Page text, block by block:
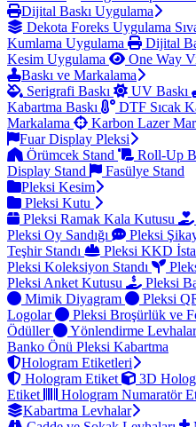
Dijital Baskı Uygulama
Dekota Foreks Uygulama
Kumlama Uygulama
Dijital
Kesim Uygulama
One Way
Baskı ve Markalama
Serigrafi Baskı
UV Baskı
Kabartma Baskı
DTF Sıcak
Markalama
Karbon Lazer
Fuar Display Pleksi
Örümcek Stand
Roll-Up
Display Stand
Fasülye Stand
Pleksi Kesim
Pleksi Kutu
Pleksi Ramak Kala Kutusu
Pleksi Oy Sandığı
Pleksi
Teşhir Standı
Pleksi KKD
Pleksi Koleksiyon Standı
Pleksi Anket Kutusu
Pleksi
Mimik Diyagram
Pleksi
Logolar
Pleksi Broşürlük ve
Ödüller
Yönlendirme
Banko Önü Pleksi Kabartma
Hologram Etiketleri
Hologram Etiket
3D
Etiket
Hologram Numaratör
Kabartma Levhalar